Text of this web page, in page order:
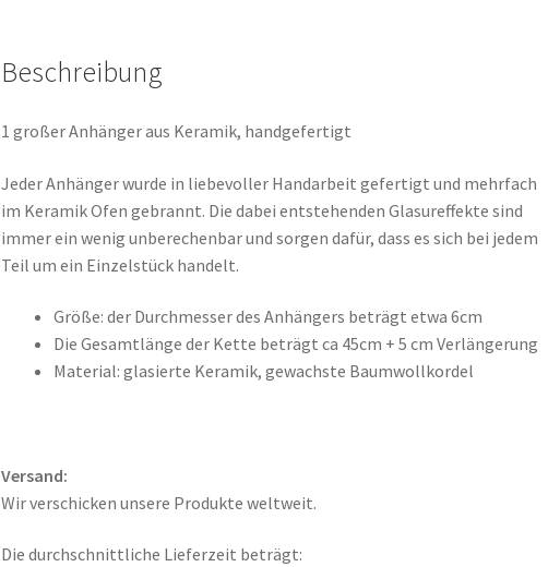
Beschreibung
1 großer Anhänger aus Keramik, handgefertigt
Jeder Anhänger wurde in liebevoller Handarbeit gefertigt und mehrfach
im Keramik Ofen gebrannt. Die dabei entstehenden Glasureffekte sind
immer ein wenig unberechenbar und sorgen dafür, dass es sich bei jedem
Teil um ein Einzelstück handelt.
Größe: der Durchmesser des Anhängers beträgt etwa 6cm
Die Gesamtlänge der Kette beträgt ca 45cm + 5 cm Verlängerung
Material: glasierte Keramik, gewachste Baumwollkordel
Versand:
Wir verschicken unsere Produkte weltweit.
Die durchschnittliche Lieferzeit beträgt: